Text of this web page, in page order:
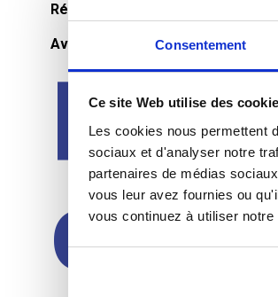
Consentement
Ce site Web utilise des
Les cookies nous permettent
sociaux et d'analyser notre
partenaires de médias
vous leur avez fournies ou
vous continuez à utiliser notre
Rémunération :
Avantages :